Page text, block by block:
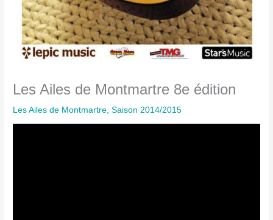
Les Ailes de Montmartre 8e édition
Les Ailes de Montmartre ,Saison 2014/2015